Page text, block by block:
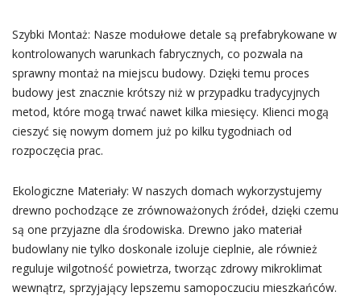
Szybki Montaż: Nasze modułowe detale są prefabrykowane w
kontrolowanych warunkach fabrycznych, co pozwala na
sprawny montaż na miejscu budowy. Dzięki temu proces
budowy jest znacznie krótszy niż w przypadku tradycyjnych
metod, które mogą trwać nawet kilka miesięcy. Klienci mogą
cieszyć się nowym domem już po kilku tygodniach od
rozpoczęcia prac.
Ekologiczne Materiały: W naszych domach wykorzystujemy
drewno pochodzące ze zrównoważonych źródeł, dzięki czemu
są one przyjazne dla środowiska. Drewno jako materiał
budowlany nie tylko doskonale izoluje cieplnie, ale również
reguluje wilgotność powietrza, tworząc zdrowy mikroklimat
wewnątrz, sprzyjający lepszemu samopoczuciu mieszkańców.